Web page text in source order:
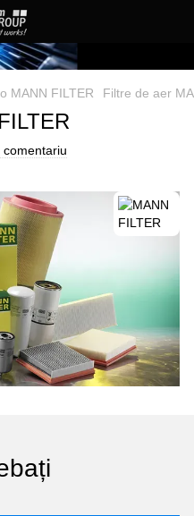
MANN FILTER Filtre de aer
comentariu